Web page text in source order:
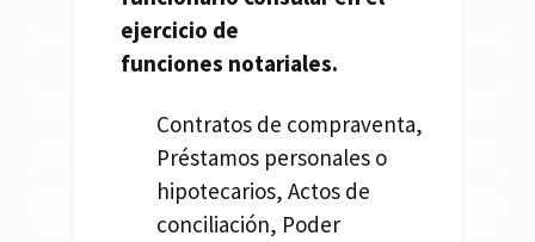
ejercicio de
funciones notariales.
Contratos de compraventa,
Préstamos personales o
hipotecarios, Actos de
conciliación, Poder